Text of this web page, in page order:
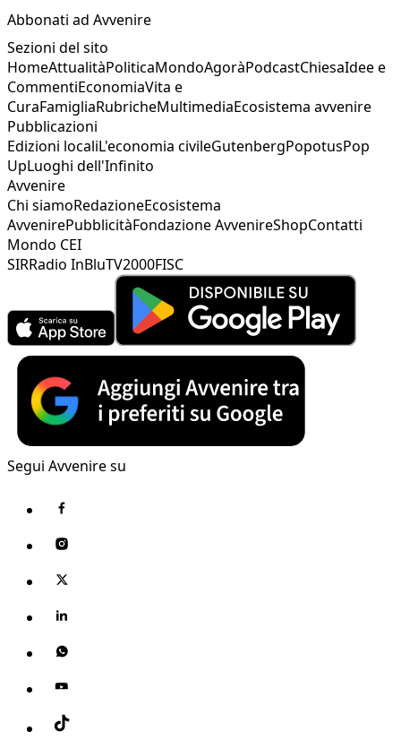
Abbonati ad Avvenire
Sezioni del sito
HomeAttualitàPoliticaMondoAgoràPodcastChiesaIdee e
CommentiEconomiaVita e
CuraFamigliaRubricheMultimediaEcosistema avvenire
Pubblicazioni
Edizioni localiL'economia civileGutenbergPopotusPop
UpLuoghi dell'Infinito
Avvenire
Chi siamoRedazioneEcosistema
AvvenirePubblicitàFondazione AvvenireShopContatti
Mondo CEI
SIRRadio InBluTV2000FISC
Segui Avvenire su